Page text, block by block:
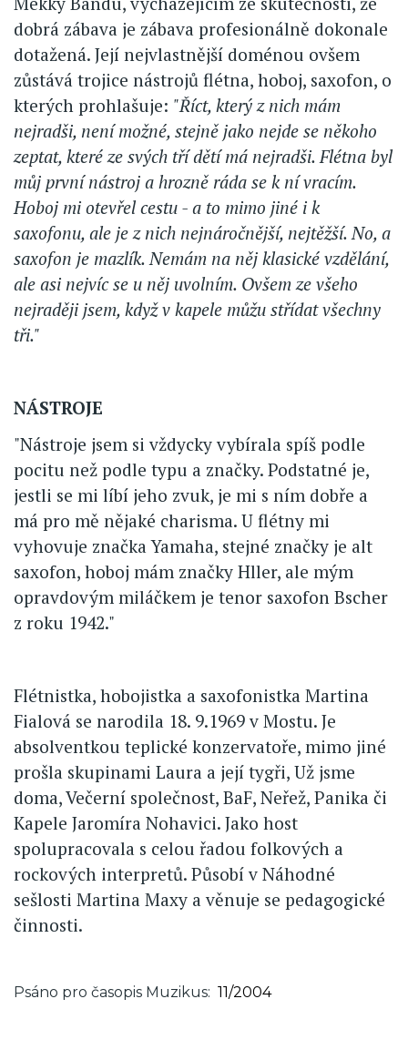
dobrá zábava je zábava profesionálně dokonale
dotažená. Její nejvlastnější doménou ovšem
zůstává trojice nástrojů flétna, hoboj, saxofon, o
kterých prohlašuje: "Říct, který z nich mám
nejradši, není možné, stejně jako nejde se někoho
zeptat, které ze svých tří dětí má nejradši. Flétna byl
můj první nástroj a hrozně ráda se k ní vracím.
Hoboj mi otevřel cestu - a to mimo jiné i k
saxofonu, ale je z nich nejnáročnější, nejtěžší. No, a
saxofon je mazlík. Nemám na něj klasické vzdělání,
ale asi nejvíc se u něj uvolním. Ovšem ze všeho
nejraději jsem, když v kapele můžu střídat všechny
tři."
NÁSTROJE
"Nástroje jsem si vždycky vybírala spíš podle
pocitu než podle typu a značky. Podstatné je,
jestli se mi líbí jeho zvuk, je mi s ním dobře a
má pro mě nějaké charisma. U flétny mi
vyhovuje značka Yamaha, stejné značky je alt
saxofon, hoboj mám značky Hller, ale mým
opravdovým miláčkem je tenor saxofon Bscher
z roku 1942."
Flétnistka, hobojistka a saxofonistka Martina
Fialová se narodila 18. 9.1969 v Mostu. Je
absolventkou teplické konzervatoře, mimo jiné
prošla skupinami Laura a její tygři, Už jsme
doma, Večerní společnost, BaF, Neřež, Panika či
Kapele Jaromíra Nohavici. Jako host
spolupracovala s celou řadou folkových a
rockových interpretů. Působí v Náhodné
sešlosti Martina Maxy a věnuje se pedagogické
činnosti.
Psáno pro časopis Muzikus 11/2004